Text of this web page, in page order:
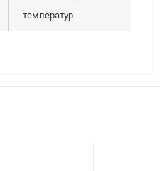
температур.